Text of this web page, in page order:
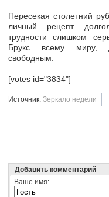
Пересекая столетний
личный рецепт
трудности слишком
Брукс всему миру,
свободным.
[votes id="3834"]
Источник: Зеркало недели
Добавить комментарий
Ваше имя: